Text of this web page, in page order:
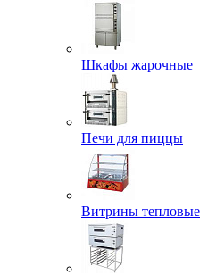
Шкафы жарочные
Печи для пиццы
Витрины тепловые